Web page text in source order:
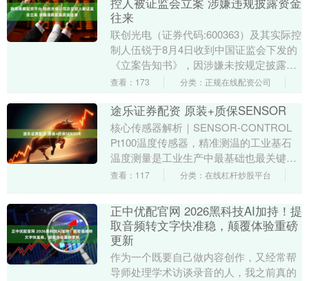
往来
联创光电（证券代码:600363）及其实际控
制人伍锐于8月4日收到中国证监会下发的
《立案告知书》，因涉嫌未按规定披露非
经营性资金往来等违法行为，中国证监会
查看：173 分类：正规在线配资公司
途乐证券配资 原装+质保SENSOR
核心传感器解析｜SENSOR-CONTROL
Pt100温度传感器，精准测温的工业基石
温度测量是工业生产中最基础也最关键的
环节，从混砂工艺的温度把控，到旧砂
查看：117 分类：在线杠杆炒股平台
正中优配官网 2026黑科技AI加持！提
取音频转文字快准稳，颠覆体验重磅
更新
作为一个既要自己做内容创作，又经常帮
导师处理学术访谈录音的人，我之前真的